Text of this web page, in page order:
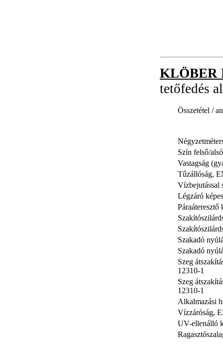
KLÖBER
tetőfedés
Összetétel /
Szín felső/
Vastagság
Tűzállóság,
Vízbejutással
Légzáró
Szakadó
Szakadó
Szeg
12310-1
Szeg
12310-1
Alkalmazási
Vízzáróság,
UV-ellenálló